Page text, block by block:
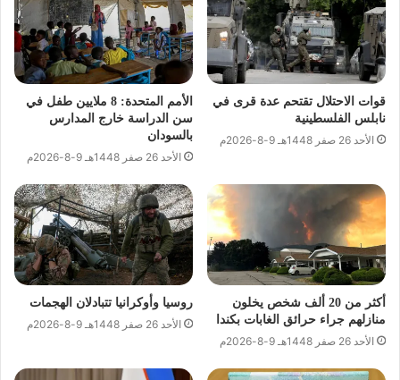
قوات الاحتلال تقتحم عدة قرى في
نابلس الفلسطينية
الأحد 26 صفر 1448هـ 9-8-2026م
الأمم المتحدة: 8 ملايين طفل في
سن الدراسة خارج المدارس
بالسودان
الأحد 26 صفر 1448هـ 9-8-2026م
أكثر من 20 ألف شخص يخلون
منازلهم جراء حرائق الغابات بكندا
الأحد 26 صفر 1448هـ 9-8-2026م
روسيا وأوكرانيا تتبادلان الهجمات
الأحد 26 صفر 1448هـ 9-8-2026م